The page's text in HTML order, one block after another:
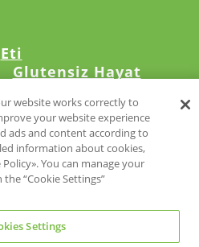
Eti
Glutensiz Hayat
hakları saklıdır.
website works correctly to
your website experience
ads and content according to
information about cookies,
You can manage your
“Cookie Settings”
Settings